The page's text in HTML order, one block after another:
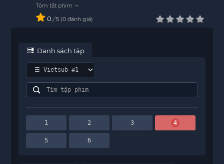
4 Vietsub + Thuyết Minh - HD
0 / 5 0 đánh giá
Danh sách tập
1 2 3 4
5 6